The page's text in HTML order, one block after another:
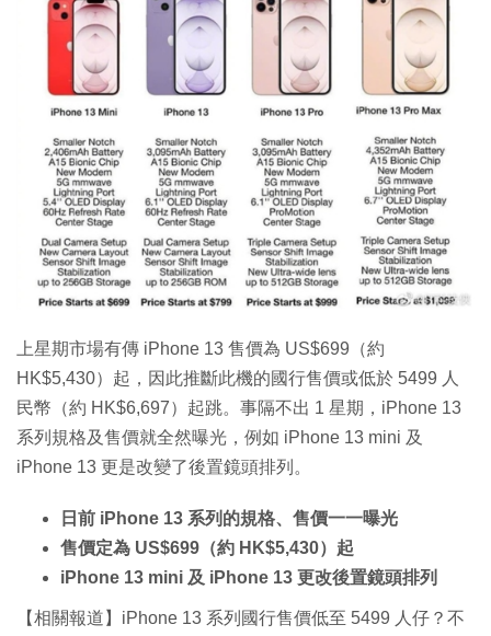
上星期市場有傳 iPhone 13 售價為 US$699（約
HK$5,430）起，因此推斷此機的國行售價或低於 5499 人
民幣（約 HK$6,697）起跳。事隔不出 1 星期，iPhone 13
系列規格及售價就全然曝光，例如 iPhone 13 mini 及
iPhone 13 更是改變了後置鏡頭排列。
日前 iPhone 13 系列的規格、售價一一曝光
售價定為 US$699（約 HK$5,430）起
iPhone 13 mini 及 iPhone 13 更改後置鏡頭排列
【相關報道】iPhone 13 系列國行售價低至 5499 人仔？不